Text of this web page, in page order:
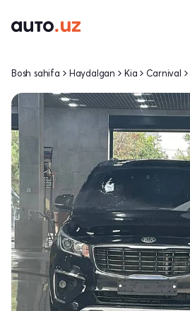
Bosh sahifa Haydalgan Kia Carnival